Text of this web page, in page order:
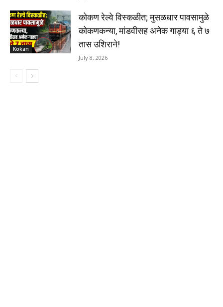
Kokan
कोकण रेल्वे विस्कळीत; मुसळधार पावसामुळे
कोकणकन्या, मांडवीसह अनेक गाड्या ६ ते ७
तास उशिराने!
July 8, 2026